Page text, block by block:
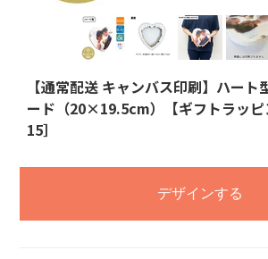
【通常配送 キャンバス印刷】ハート
ード（20×19.5cm）【ギフトラッピ
15］
デザインする